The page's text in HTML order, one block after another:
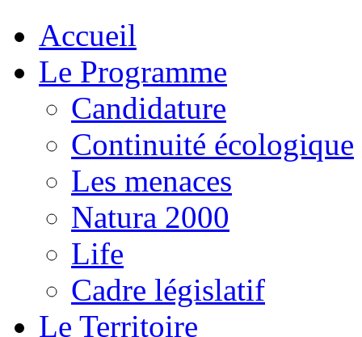
Accueil
Le Programme
Candidature
Continuité écologique
Les menaces
Natura 2000
Life
Cadre législatif
Le Territoire